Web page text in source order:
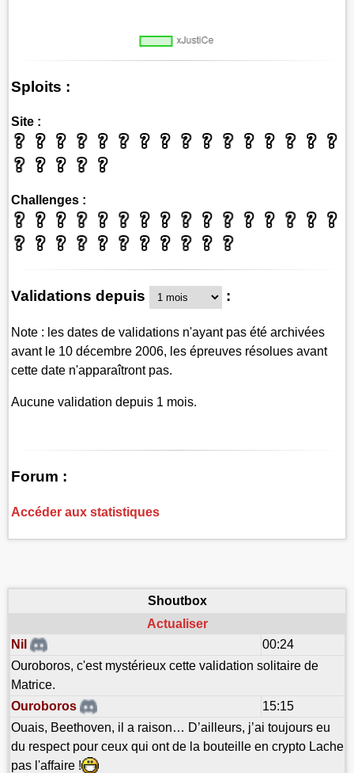
Sploits :
Site :
Challenges :
Validations depuis :
Note : les dates de validations n'ayant pas été archivées
avant le 10 décembre 2006, les épreuves résolues avant
cette date n'apparaîtront pas.
Aucune validation depuis 1 mois.
Forum :
Accéder aux statistiques
Shoutbox
Actualiser
Nil
00:24
Ouroboros, c'est mystérieux cette validation solitaire de
Matrice.
Ouroboros
15:15
Ouais, Beethoven, il a raison… D’ailleurs, j’ai toujours eu
du respect pour ceux qui ont de la bouteille en crypto Lache
pas l'affaire !